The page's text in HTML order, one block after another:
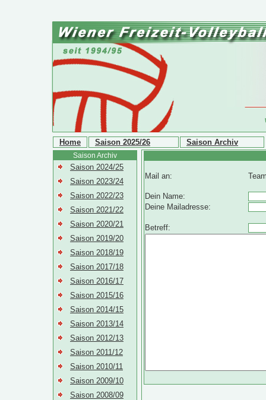
Home Saison 2025/26 Saison Archiv
Saison Archiv
Saison 2024/25
Saison 2023/24
Saison 2022/23
Saison 2021/22
Saison 2020/21
Saison 2019/20
Saison 2018/19
Saison 2017/18
Saison 2016/17
Saison 2015/16
Saison 2014/15
Saison 2013/14
Saison 2012/13
Saison 2011/12
Saison 2010/11
Saison 2009/10
Saison 2008/09
Mail an:
Dein Name:
Deine Mailadresse:
Betreff: